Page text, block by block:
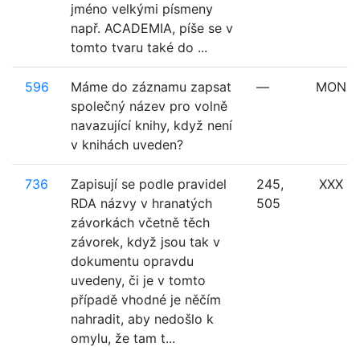
jméno velkými písmeny
např. ACADEMIA, píše se v
tomto tvaru také do ...
596
Máme do záznamu zapsat
společný název pro volně
navazující knihy, když není
v knihách uveden?
— MON
736
Zapisují se podle pravidel
RDA názvy v hranatých
závorkách včetně těch
závorek, když jsou tak v
dokumentu opravdu
uvedeny, či je v tomto
případě vhodné je něčím
nahradit, aby nedošlo k
omylu, že tam t...
245,
505
XXX